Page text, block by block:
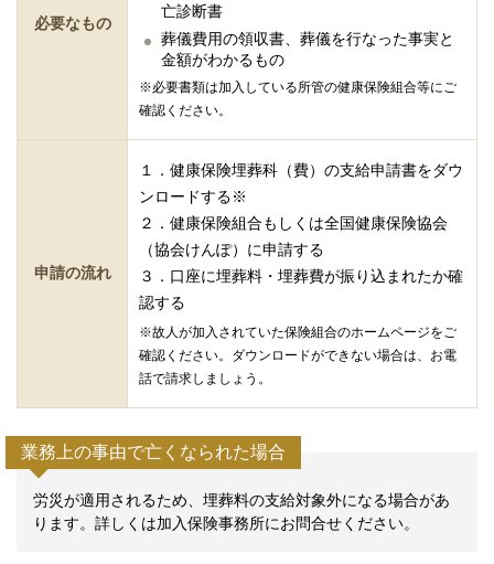
必要なもの
亡診断書
葬儀費用の領収書、葬儀を行なった事実と
金額がわかるもの
※必要書類は加入している所管の健康保険組合等にご
確認ください。
申請の流れ
１．健康保険埋葬科（費）の支給申請書をダウ
ンロードする※
２．健康保険組合もしくは全国健康保険協会
（協会けんぽ）に申請する
３．口座に埋葬料・埋葬費が振り込まれたか確
認する
※故人が加入されていた保険組合のホームページをご
確認ください。ダウンロードができない場合は、お電
話で請求しましょう。
業務上の事由で亡くなられた場合
労災が適用されるため、埋葬料の支給対象外になる場合があ
ります。詳しくは加入保険事務所にお問合せください。